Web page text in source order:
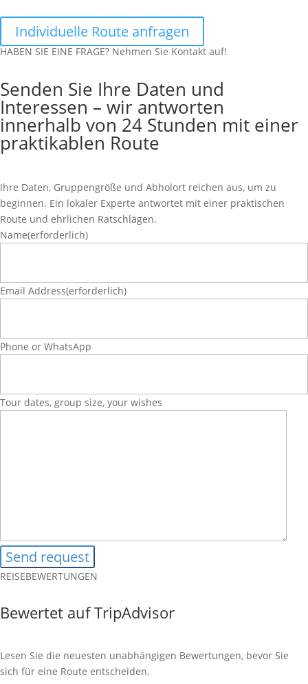
Individuelle Route anfragen
HABEN SIE EINE FRAGE? Nehmen Sie Kontakt auf!
Senden Sie Ihre Daten und
Interessen – wir antworten
innerhalb von 24 Stunden mit einer
praktikablen Route
Ihre Daten, Gruppengröße und Abholort reichen aus, um zu
beginnen. Ein lokaler Experte antwortet mit einer praktischen
Route und ehrlichen Ratschlägen.
Name(erforderlich)
Email Address(erforderlich)
Phone or WhatsApp
Tour dates, group size, your wishes
REISEBEWERTUNGEN
Bewertet auf TripAdvisor
Lesen Sie die neuesten unabhängigen Bewertungen, bevor Sie
sich für eine Route entscheiden.